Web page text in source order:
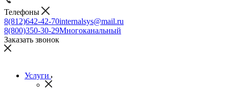
Телефоны
8(812)642-42-70internalsys@mail.ru
8(800)350-30-29Многоканальный
Заказать звонок
Услуги